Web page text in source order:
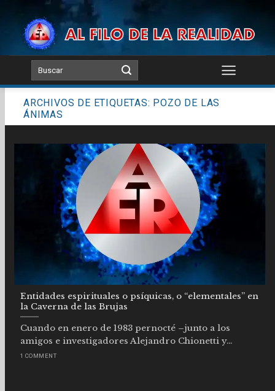
content
ARCHIVOS DE ETIQUETAS: POZO DE LAS
ÁNIMAS
Entidades espirituales o psíquicas, o “elementales” en
la Caverna de las Brujas
Cuando en enero de 1983 pernocté –junto a los
amigos e investigadores Alejandro Chionetti y...
1 COMMENT